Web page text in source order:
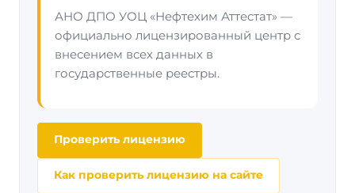
АНО ДПО УОЦ «Нефтехим Аттестат» —
официально лицензированный центр с
внесением всех данных в
государственные реестры.
Проверить лицензию
Как проверить лицензию на сайте